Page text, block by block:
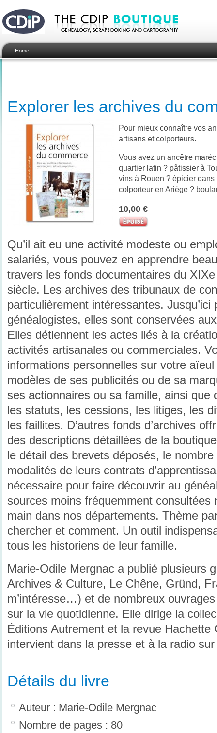
Home
Explorer les archives du
Pour mieux connaître vos
artisans et colporteurs.
Vous avez un ancêtre
quartier latin ? pâtissier à
vins à Rouen ? épicier
colporteur en Ariège ?
10,00 €
Qu’il ait eu une activité modeste ou
salariés, vous pouvez en apprendre
travers les fonds documentaires du
siècle. Les archives des tribunaux de
particulièrement intéressantes.
généalogistes, elles sont conservées
Elles détiennent les actes liés à la
activités artisanales ou commerciales.
informations personnelles sur votre
modèles de ses publicités ou de sa
ses actionnaires ou sa famille, ainsi que
les statuts, les cessions, les litiges, les
les faillites. D’autres fonds d’archives
des descriptions détaillées de la
le détail des brevets déposés, le
modalités de leurs contrats
nécessaire pour faire découvrir au
sources moins fréquemment consultées
main dans nos départements. Thème
chercher et comment. Un outil
tous les historiens de leur famille.
Marie-Odile Mergnac a publié plusieurs
Archives & Culture, Le Chêne, Gründ,
m’intéresse…) et de nombreux
sur la vie quotidienne. Elle dirige la
Éditions Autrement et la revue Hachette
intervient dans la presse et à la radio
Détails du livre
Auteur : Marie-Odile Mergnac
Nombre de pages : 80